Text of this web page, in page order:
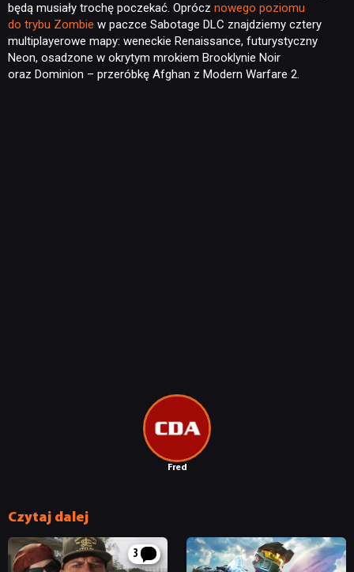
Fred
będą musiały trochę poczekać. Oprócz nowego poziomu
do trybu Zombie w paczce Sabotage DLC znajdziemy cztery
multiplayerowe mapy: weneckie Renaissance, futurystyczny
Neon, osadzone w okrytym mrokiem Brooklynie Noir
oraz Dominion – przeróbkę Afghan z Modern Warfare 2.
Czytaj dalej
3